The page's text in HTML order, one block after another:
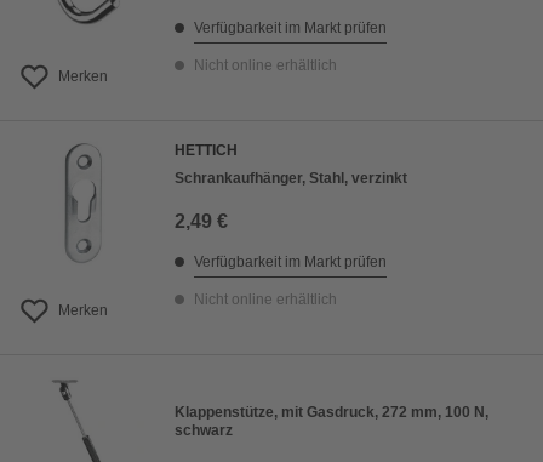
Merken
Verfügbarkeit im Markt prüfen
Nicht online erhältlich
Merken
HETTICH
Schrankaufhänger, Stahl, verzinkt
2,49 €
Verfügbarkeit im Markt prüfen
Nicht online erhältlich
Klappenstütze, mit Gasdruck, 272 mm, 100 N,
schwarz